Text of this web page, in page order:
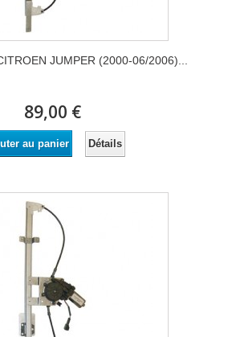
JUMPER (2000-06/2006)...
89,00 €
au panier Détails